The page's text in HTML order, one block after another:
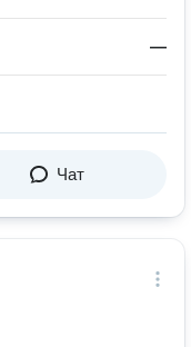
—
Чат